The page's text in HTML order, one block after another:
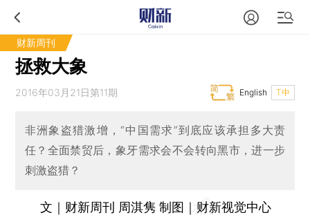
财新周刊
拯救大象
2016年03月21日第11期 T中
English
非洲象盗猎激增，“中国需求”到底应该承担多大责
任？全面禁贸后，象牙需求会不会转向黑市，进一步
刺激盗猎？
文｜财新周刊 周淇隽 制图｜财新视觉中心